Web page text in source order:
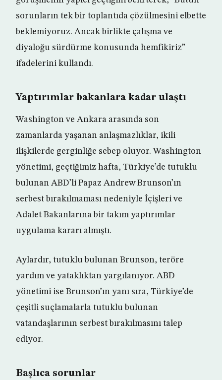
sorunların tek bir toplantıda çözülmesini elbette
beklemiyoruz. Ancak birlikte çalışma ve
diyaloğu sürdürme konusunda hemfikiriz”
ifadelerini kullandı.
Yaptırımlar bakanlara kadar ulaştı
Washington ve Ankara arasında son
zamanlarda yaşanan anlaşmazlıklar, ikili
ilişkilerde gerginliğe sebep oluyor. Washington
yönetimi, geçtiğimiz hafta, Türkiye’de tutuklu
bulunan ABD’li Papaz Andrew Brunson’ın
serbest bırakılmaması nedeniyle İçişleri ve
Adalet Bakanlarına bir takım yaptırımlar
uygulama kararı almıştı.
Aylardır, tutuklu bulunan Brunson, teröre
yardım ve yataklıktan yargılanıyor. ABD
yönetimi ise Brunson’ın yanı sıra, Türkiye’de
çeşitli suçlamalarla tutuklu bulunan
vatandaşlarının serbest bırakılmasını talep
ediyor.
Başlıca sorunlar